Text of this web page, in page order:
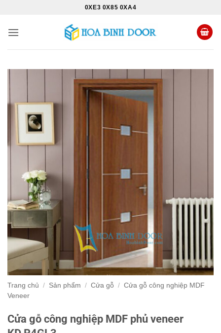
nội
0XE3 0X85 0XA4
Trang chủ / Sản phẩm / Cửa gỗ / Cửa gỗ công nghiệp MDF
Veneer
Cửa gỗ công nghiệp MDF phủ veneer